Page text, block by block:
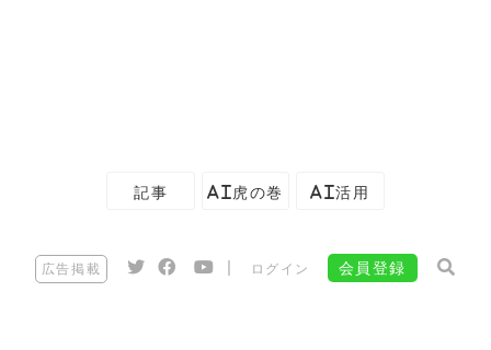
記事 AI虎の巻 AI活用
広告掲載 ログイン 会員登録